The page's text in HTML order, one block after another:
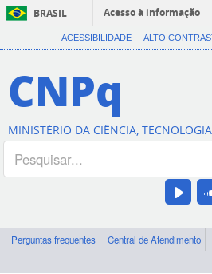
BRASIL
Acesso à informação
ACESSIBILIDADE ALTO
CNPq
MINISTÉRIO DA CIÊNCIA,
Perguntas frequentes Central de Atendimento